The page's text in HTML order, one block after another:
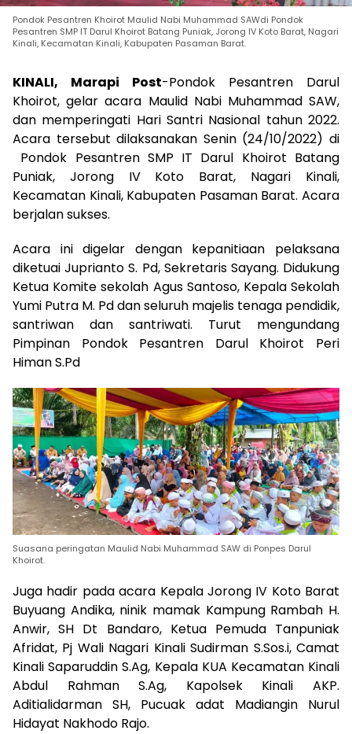
Pondok Pesantren Khoirot Maulid Nabi Muhammad SAWdi Pondok
Pesantren SMP IT Darul Khoirot Batang Puniak, Jorong IV Koto Barat, Nagari
Kinali, Kecamatan Kinali, Kabupaten Pasaman Barat.
KINALI, Marapi Post-Pondok Pesantren Darul
Khoirot, gelar acara Maulid Nabi Muhammad SAW,
dan memperingati Hari Santri Nasional tahun 2022.
Acara tersebut dilaksanakan Senin (24/10/2022) di
Pondok Pesantren SMP IT Darul Khoirot Batang
Puniak, Jorong IV Koto Barat, Nagari Kinali,
Kecamatan Kinali, Kabupaten Pasaman Barat. Acara
berjalan sukses.
Acara ini digelar dengan kepanitiaan pelaksana
diketuai Juprianto S. Pd, Sekretaris Sayang. Didukung
Ketua Komite sekolah Agus Santoso, Kepala Sekolah
Yumi Putra M. Pd dan seluruh majelis tenaga pendidik,
santriwan dan santriwati. Turut mengundang
Pimpinan Pondok Pesantren Darul Khoirot Peri
Himan S.Pd
Suasana peringatan Maulid Nabi Muhammad SAW di Ponpes Darul
Khoirot.
Juga hadir pada acara Kepala Jorong IV Koto Barat
Buyuang Andika, ninik mamak Kampung Rambah H.
Anwir, SH Dt Bandaro, Ketua Pemuda Tanpuniak
Afridat, Pj Wali Nagari Kinali Sudirman S.Sos.i, Camat
Kinali Saparuddin S.Ag, Kepala KUA Kecamatan Kinali
Abdul Rahman S.Ag, Kapolsek Kinali AKP.
Aditialidarman SH, Pucuak adat Madiangin Nurul
Hidayat Nakhodo Rajo.